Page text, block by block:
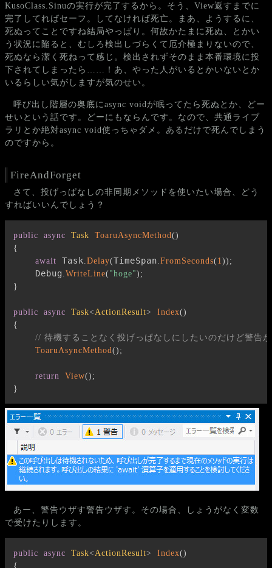
KusoClass.Sinuの実行が完了するから。そう、View返すまでに
完了してればセーフ。してなければ死亡。まあ、ようするに、
死ぬってことですね結局やっぱり。何故かたまに死ぬ、とかい
う状況に陥ると、むしろ検出しづらくて厄介極まりないので、
死ぬなら潔く死ねって感じ。検出されずそのまま本番環境に投
下されてしまったら……！あ、やった人がいるとかいないとか
いるらしい気がしますが気のせい。
呼び出し階層の奥底にasync voidが眠ってたら死ぬとか、どー
せいという話です。どーにもならんです。なので、共通ライブ
ラリとか絶対async void使っちゃダメ。あるだけで死んでしまう
のですから。
FireAndForget
さて、投げっぱなしの非同期メソッドを使いたい場合、どう
すればいいんでしょう？
public async Task ToaruAsyncMethod ()
{
await Task Delay(TimeSpan FromSeconds( 1 )) ;
    Debug
WriteLine( "hoge") ;
}
public async Task<ActionResult> Index()
{
// 待機することなく投げっぱなしにしたいのだけど警告
ToaruAsyncMethod () ;
return View() ;
}
あー、警告ウザす警告ウザす。その場合、しょうがなく変数
で受けたりします。
public async Task<ActionResult> Index()
{